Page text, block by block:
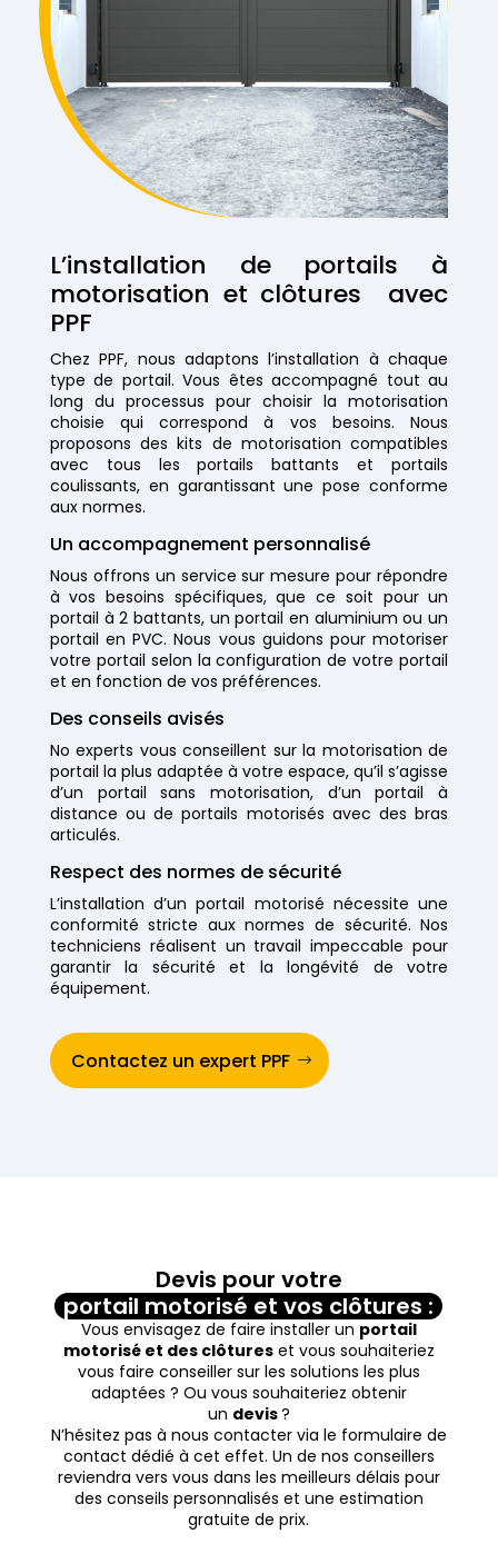
L’installation de portails à
motorisation et clôtures avec
PPF
Chez PPF, nous adaptons l’installation à chaque
type de portail. Vous êtes accompagné tout au
long du processus pour choisir la motorisation
choisie qui correspond à vos besoins. Nous
proposons des kits de motorisation compatibles
avec tous les portails battants et portails
coulissants, en garantissant une pose conforme
aux normes.
Un accompagnement personnalisé
Nous offrons un service sur mesure pour répondre
à vos besoins spécifiques, que ce soit pour un
portail à 2 battants, un portail en aluminium ou un
portail en PVC. Nous vous guidons pour motoriser
votre portail selon la configuration de votre portail
et en fonction de vos préférences.
Des conseils avisés
No experts vous conseillent sur la motorisation de
portail la plus adaptée à votre espace, qu’il s’agisse
d’un portail sans motorisation, d’un portail à
distance ou de portails motorisés avec des bras
articulés.
Respect des normes de sécurité
L’installation d’un portail motorisé nécessite une
conformité stricte aux normes de sécurité. Nos
techniciens réalisent un travail impeccable pour
garantir la sécurité et la longévité de votre
équipement.
Contactez un expert PPF
Devis pour votre
portail motorisé et vos clôtures :
Vous envisagez de faire installer un portail
motorisé et des clôtures et vous souhaiteriez
vous faire conseiller sur les solutions les plus
adaptées ? Ou vous souhaiteriez obtenir
un devis?
N’hésitez pas à nous contacter via le formulaire de
contact dédié à cet effet. Un de nos conseillers
reviendra vers vous dans les meilleurs délais pour
des conseils personnalisés et une estimation
gratuite de prix.